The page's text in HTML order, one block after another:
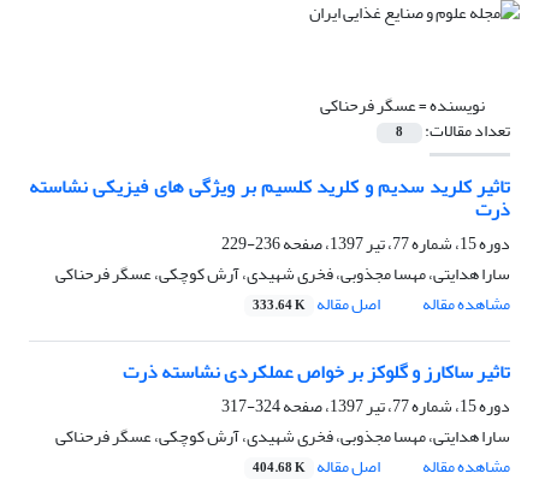
نویسنده =عسگر فرحناکی
تعداد مقالات: 8
تاثیر کلرید سدیم و کلرید کلسیم بر ویژگی های فیزیکی نشاسته
ذرت
دوره 15، شماره 77، تیر 1397، صفحه
236-229
سارا هدایتی، مهسا مجذوبی، فخری شهیدی، آرش کوچکی، عسگر فرحناکی
مشاهده مقاله
اصل مقاله 333.64 K
تاثیر ساکارز و گلوکز بر خواص عملکردی نشاسته ذرت
دوره 15، شماره 77، تیر 1397، صفحه
324-317
سارا هدایتی، مهسا مجذوبی، فخری شهیدی، آرش کوچکی، عسگر فرحناکی
مشاهده مقاله
اصل مقاله 404.68 K